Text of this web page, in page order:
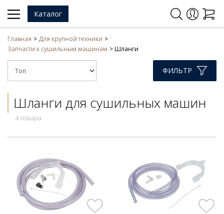
Каталог
Главная
Для крупной техники
Запчасти к сушильным машинам
Шланги
ФИЛЬТР
Шланги для сушильных машин
4 товара